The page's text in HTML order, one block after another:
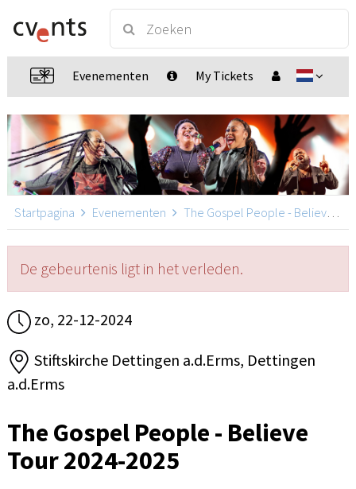
Evenementen My Tickets
Startpagina Evenementen The Gospel People - Believe Tour 2024-2025
De gebeurtenis ligt in het verleden.
zo, 22-12-2024
Stiftskirche Dettingen a.d.Erms, Dettingen
a.d.Erms
The Gospel People - Believe
Tour 2024-2025